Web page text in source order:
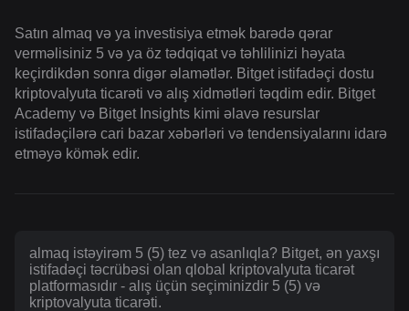
Satın almaq və ya investisiya etmək barədə qərar
verməlisiniz 5 və ya öz tədqiqat və təhlilinizi həyata
keçirdikdən sonra digər əlamətlər. Bitget istifadəçi dostu
kriptovalyuta ticarəti və alış xidmətləri təqdim edir. Bitget
Academy və Bitget Insights kimi əlavə resurslar
istifadəçilərə cari bazar xəbərləri və tendensiyalarını idarə
etməyə kömək edir.
almaq istəyirəm 5 (5) tez və asanlıqla? Bitget, ən yaxşı
istifadəçi təcrübəsi olan qlobal kriptovalyuta ticarət
platformasıdır - alış üçün seçiminizdir 5 (5) və
kriptovalyuta ticarəti.